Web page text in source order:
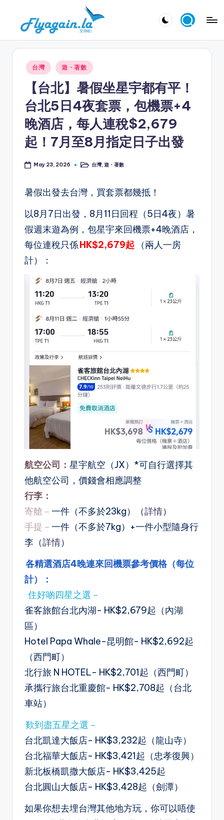
飛
Posted
in
台灣 遊・著數
【台北】暑假坐星宇都有平！
台北5日4夜套票，包機票+4
晚酒店，每人連稅$2,679
起！7月至8月指定日子出發
May 23, 2026
Posted
台灣,遊・著數
暑假出發去台灣，買套票都幾抵！
以8月7日出發，8月11日回程（5日4夜）暑
假週末遊為例，包星宇來回機票+4晚酒店，
每位連稅只係HK$2,679起
（兩人一房
計）：
航空公司： 星宇航空（JX）*可自行選擇其
他航空公司，價錢會相應調整
行李：
寄艙－ 一件（不多於23kg）（詳情）
手提－ 一件（不多於7kg）+一件小型隨身行
李（詳情）
各精選酒店4晚連來回機票參考價格（每位
計）：
住好啲四星之選－
雀客旅館台北內湖- HK$2,679起（內湖
區）
Hotel Papa Whale-昆明館- HK$2,692起
（西門町）
北行旅 N HOTEL- HK$2,701起（西門町）
承攜行旅台北重慶館- HK$2,708起（台北
車站）
歎到盡五星之選－
台北凱達大飯店- HK$3,232起（龍山寺）
台北福華大飯店- HK$3,421起（忠孝復興）
新北板橋凱撒大飯店- HK$3,425起
台北圓山大飯店- HK$3,428起（劍潭）
如果你想去埋台灣其他地方玩，你可以唔使